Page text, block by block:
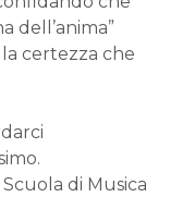
dell’anima”
certezza che
di Musica